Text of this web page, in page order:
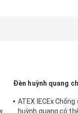
Đèn huỳnh quang
ATEX IECEx
huỳnh quang có